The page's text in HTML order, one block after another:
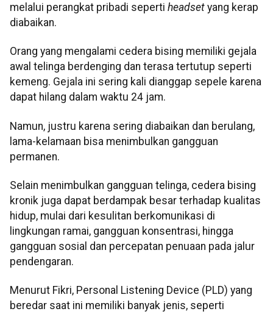
melalui perangkat pribadi seperti headset yang kerap
diabaikan.
Orang yang mengalami cedera bising memiliki gejala
awal telinga berdenging dan terasa tertutup seperti
kemeng. Gejala ini sering kali dianggap sepele karena
dapat hilang dalam waktu 24 jam.
Namun, justru karena sering diabaikan dan berulang,
lama-kelamaan bisa menimbulkan gangguan
permanen.
Selain menimbulkan gangguan telinga, cedera bising
kronik juga dapat berdampak besar terhadap kualitas
hidup, mulai dari kesulitan berkomunikasi di
lingkungan ramai, gangguan konsentrasi, hingga
gangguan sosial dan percepatan penuaan pada jalur
pendengaran.
Menurut Fikri, Personal Listening Device (PLD) yang
beredar saat ini memiliki banyak jenis, seperti